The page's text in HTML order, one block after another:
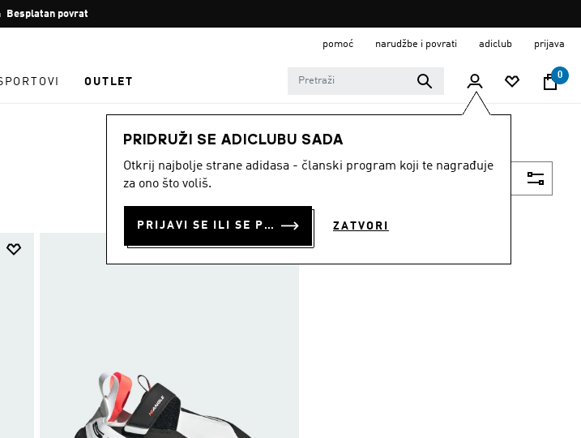
Zaustavi
rotaciju
Besplatan povrat
pomoć narudžbe i povrati adiclub prijava
OUTLET
0
PRIDRUŽI SE ADICLUBU SADA
Otkrij najbolje strane adidasa - članski program koji te nagrađuje
za ono što voliš.
PRIJAVI SE ILI SE PRIDRUŽI SADA ZATVORI